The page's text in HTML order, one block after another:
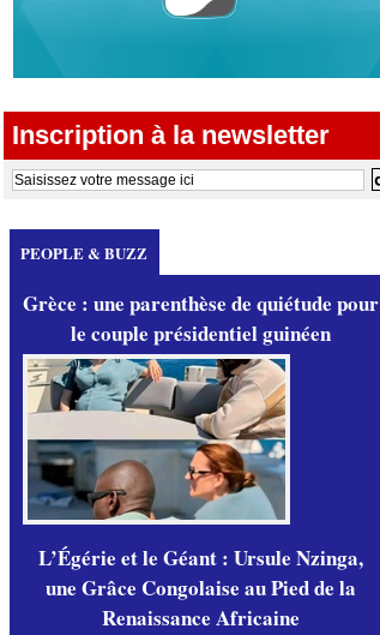
Inscription à la newsletter
PEOPLE & BUZZ
Grèce : une parenthèse de quiétude pour
le couple présidentiel guinéen
L’Égérie et le Géant : Ursule Nzinga,
une Grâce Congolaise au Pied de la
Renaissance Africaine